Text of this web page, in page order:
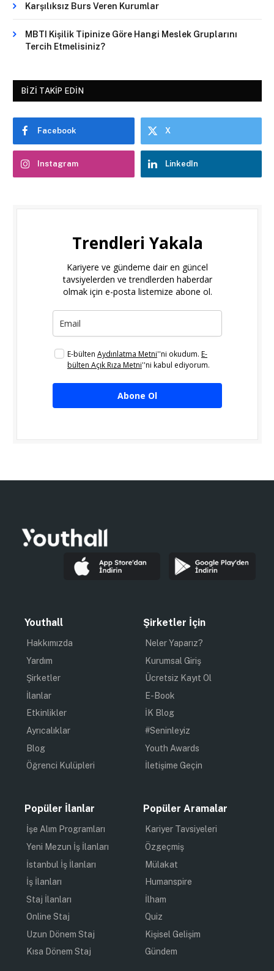
Karşılıksız Burs Veren Kurumlar
MBTI Kişilik Tipinize Göre Hangi Meslek Gruplarını
Tercih Etmelisiniz?
BIZI TAKIP EDIN
Facebook X
Instagram LinkedIn
Trendleri Yakala
Kariyere ve gündeme dair en güncel
tavsiyelerden ve trendlerden haberdar
olmak için e-posta listemize abone ol.
E-bülten Aydınlatma Metni''ni okudum. E-
bülten Açık Rıza Metni''ni kabul ediyorum.
Abone Ol
Youthall
Hakkımızda
Yardım
Şirketler
İlanlar
Etkinlikler
Ayrıcalıklar
Blog
Öğrenci Kulüpleri
Şirketler İçin
Neler Yaparız?
Kurumsal Giriş
Ücretsiz Kayıt Ol
E-Book
İK Blog
#Seninleyiz
Youth Awards
İletişime Geçin
Popüler İlanlar
İşe Alım Programları
Yeni Mezun İş İlanları
İstanbul İş İlanları
İş İlanları
Staj İlanları
Online Staj
Uzun Dönem Staj
Kısa Dönem Staj
Popüler Aramalar
Kariyer Tavsiyeleri
Özgeçmiş
Mülakat
Humanspire
İlham
Quiz
Kişisel Gelişim
Gündem